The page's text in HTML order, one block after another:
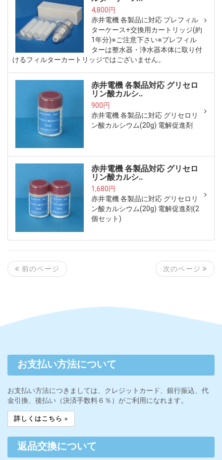
4,800円
赤井電機 各製品に対応 プレフィル
ターケース+交換用カートリッジ(約
1年分)※ご注意下さい※プレフィル
ターは整水器・浄水器本体に取り付
けるフィルターカートリッジではございません。
赤井電機 各製品対応 グリセロ
リン酸カルシ..
900円
赤井電機 各製品に対応 グリセロリ
ン酸カルシウム(20g) 電解促進剤
赤井電機 各製品対応 グリセロ
リン酸カルシ..
1,680円
赤井電機 各製品に対応 グリセロリ
ン酸カルシウム(20g) 電解促進剤(2
個セット)
前のページ 次のページ
お支払い方法について
お支払い方法につきましては、クレジットカード、銀行振込、代
金引換、後払い（決済手数料６％）がご利用になれます。
詳しくはこちら »